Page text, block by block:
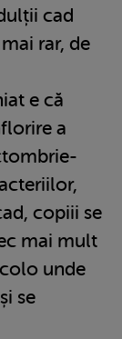
cad
rar, de
e că
a
copiii se
mai mult
unde
se